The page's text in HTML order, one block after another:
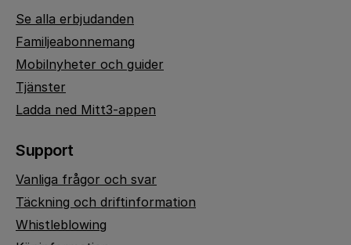
Se alla erbjudanden
Familjeabonnemang
Mobilnyheter och guider
Tjänster
Ladda ned Mitt3-appen
Support
Vanliga frågor och svar
Täckning och driftinformation
Whistleblowing